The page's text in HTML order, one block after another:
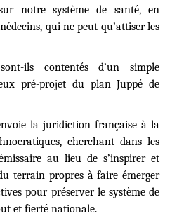
notre système de santé, en
qui ne peut qu’attiser les
ils contentés d’un simple
pré-projet du plan Juppé de
la juridiction française à la
cherchant dans les
au lieu de s’inspirer et
terrain propres à faire émerger
pour préserver le système de
et fierté nationale.